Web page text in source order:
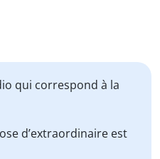
qui correspond à la
d’extraordinaire est